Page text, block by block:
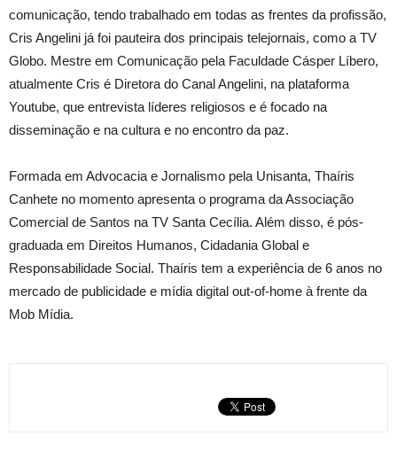
comunicação, tendo trabalhado em todas as frentes da profissão,
Cris Angelini já foi pauteira dos principais telejornais, como a TV
Globo. Mestre em Comunicação pela Faculdade Cásper Líbero,
atualmente Cris é Diretora do Canal Angelini, na plataforma
Youtube, que entrevista líderes religiosos e é focado na
disseminação e na cultura e no encontro da paz.
Formada em Advocacia e Jornalismo pela Unisanta, Thaíris
Canhete no momento apresenta o programa da Associação
Comercial de Santos na TV Santa Cecília. Além disso, é pós-
graduada em Direitos Humanos, Cidadania Global e
Responsabilidade Social. Thaíris tem a experiência de 6 anos no
mercado de publicidade e mídia digital out-of-home à frente da
Mob Mídia.